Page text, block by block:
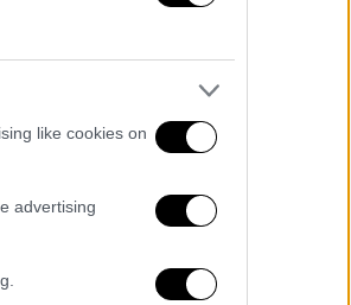
like cookies on
advertising